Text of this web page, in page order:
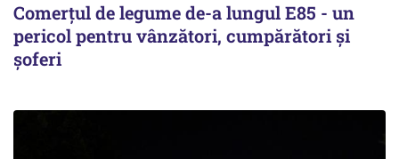
Comerțul de legume de-a lungul E85 - un
pericol pentru vânzători, cumpărători și
șoferi